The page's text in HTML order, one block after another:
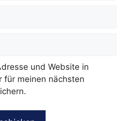
und Website in
für meinen nächsten